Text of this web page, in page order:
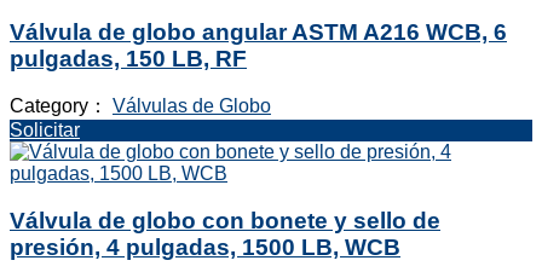
Válvula de globo angular ASTM A216 WCB, 6
pulgadas, 150 LB, RF
Category： Válvulas de Globo
Solicitar
Válvula de globo con bonete y sello de
presión, 4 pulgadas, 1500 LB, WCB